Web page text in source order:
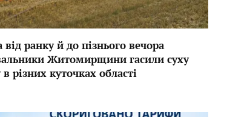
від ранку й до пізнього вечора
Житомирщини гасили суху
в різних куточках області